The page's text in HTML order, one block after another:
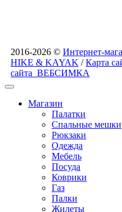
2016-2026 © Интернет-
HIKE & KAYAK /Карта
сайта ВЕБСИМКА
Магазин
Палатки
Спальные мешки
Рюкзаки
Одежда
Мебель
Посуда
Коврики
Газ
Палки
Жилеты